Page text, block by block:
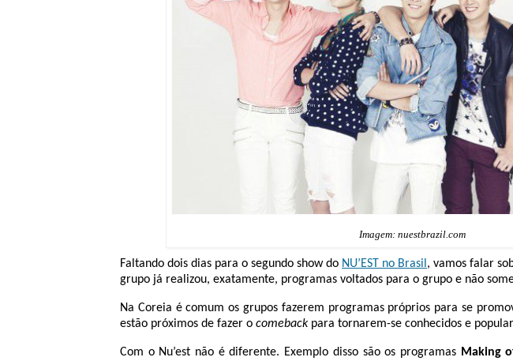
Imagem: nuestbrazil.com
Faltando dois dias para o segundo show do NU’EST no Brasil, vamos falar
grupo já realizou, exatamente, programas voltados para o grupo e não
Na Coreia é comum os grupos fazerem programas próprios para se
estão próximos de fazer o comebackpara tornarem-se conhecidos e
Com o Nu’est não é diferente. Exemplo disso são os programas Making